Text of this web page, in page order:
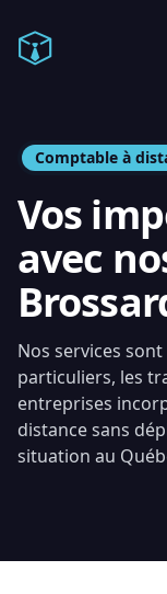
Comptable en ligne
Comptable à
Vos
avec
Nos services
particuliers, les
entreprises
distance sans
situation au